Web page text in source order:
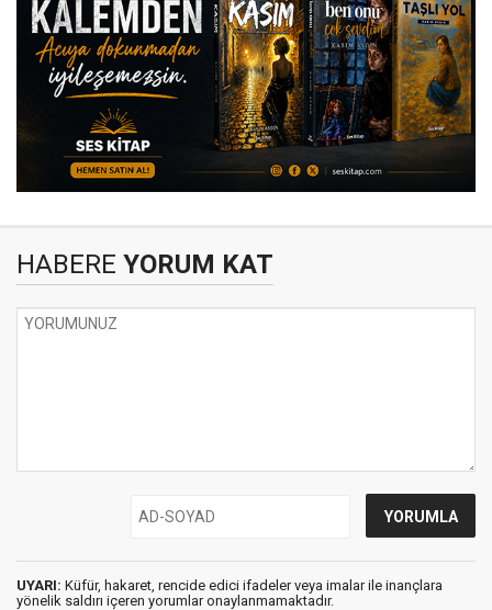
HABERE YORUM KAT
UYARI: Küfür, hakaret, rencide edici ifadeler veya imalar ile inançlara
yönelik saldırı içeren yorumlar onaylanmamaktadır.